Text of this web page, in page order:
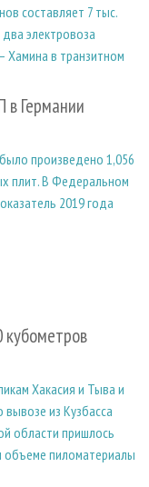
составляет 7 тыс.
электровоза
Хамина в транзитном
Германии
произведено 1,056
плит. В Федеральном
2019 года
кубометров
Хакасия и Тыва и
из Кузбасса
области пришлось
объеме пиломатериалы